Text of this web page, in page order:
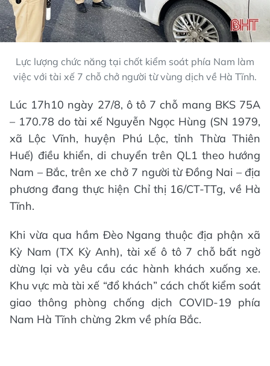
Lực lượng chức năng tại chốt kiểm soát phía Nam làm
việc với tài xế 7 chỗ chở người từ vùng dịch về Hà Tĩnh.
Lúc 17h10 ngày 27/8, ô tô 7 chỗ mang BKS 75A
– 170.78 do tài xế Nguyễn Ngọc Hùng (SN 1979,
xã Lộc Vĩnh, huyện Phú Lộc, tỉnh Thừa Thiên
Huế) điều khiển, di chuyển trên QL1 theo hướng
Nam – Bắc, trên xe chở 7 người từ Đồng Nai – địa
phương đang thực hiện Chỉ thị 16/CT-TTg, về Hà
Tĩnh.
Khi vừa qua hầm Đèo Ngang thuộc địa phận xã
Kỳ Nam (TX Kỳ Anh), tài xế ô tô 7 chỗ bất ngờ
dừng lại và yêu cầu các hành khách xuống xe.
Khu vực mà tài xế “đổ khách” cách chốt kiểm soát
giao thông phòng chống dịch COVID-19 phía
Nam Hà Tĩnh chừng 2km về phía Bắc.